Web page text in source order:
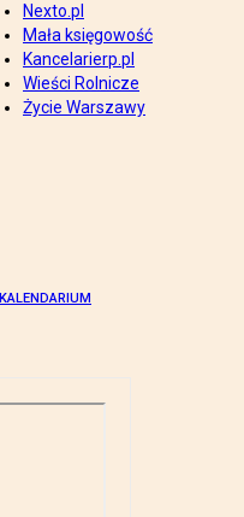
Nexto.pl
Mała księgowość
Kancelarierp.pl
Wieści Rolnicze
Życie Warszawy
KALENDARIUM